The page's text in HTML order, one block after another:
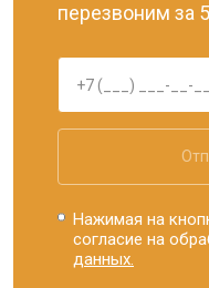
перезвоним за
Нажимая на
согласие на
данных.